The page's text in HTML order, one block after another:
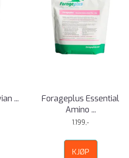
...
Forageplus Essential
Amino ...
1.199,-
KJØP